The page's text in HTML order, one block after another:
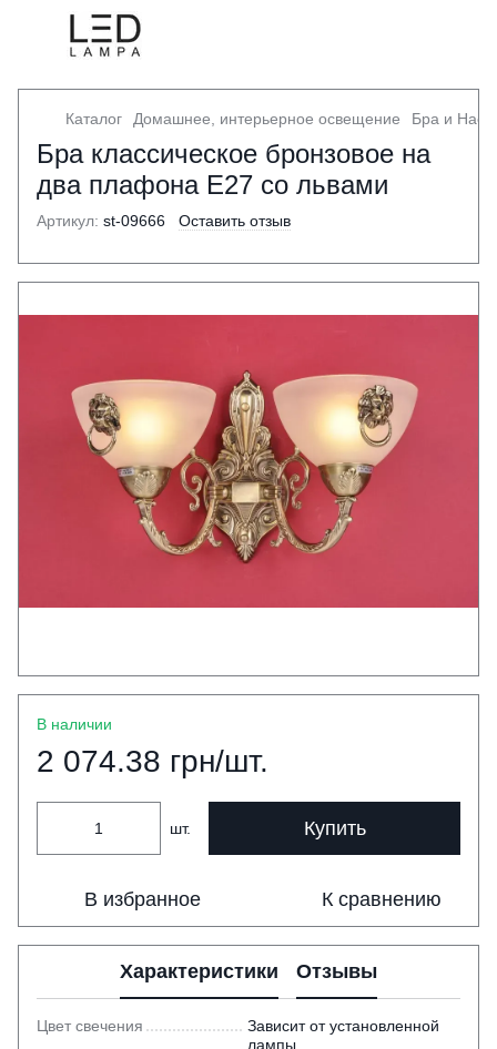
Каталог Домашнее, интерьерное освещение Бра и
Бра классическое бронзовое на
два плафона Е27 со львами
Артикул: st-09666 Оставить отзыв
В наличии
2 074.38 грн/шт.
шт. Купить
В избранное К сравнению
Характеристики Отзывы
Цвет свечения
Зависит от установленной
лампы